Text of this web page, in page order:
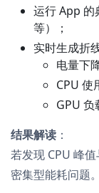
运行 App 的
等）；
实时生成折
电量下
CPU 使
GPU 负
结果解读 ：
若发现 CPU 峰
密集型能耗问题。